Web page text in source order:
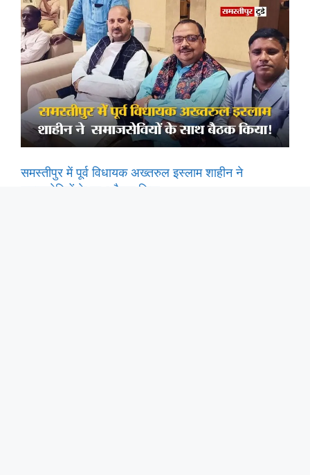
समस्तीपुर में पूर्व विधायक अख्तरुल इस्लाम शाहीन ने
समाजसेवियों के साथ बैठक किया.